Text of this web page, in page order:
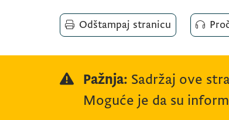
Odštampaj stranicu
Pažnja: Sadržaj ove
Moguće je da su